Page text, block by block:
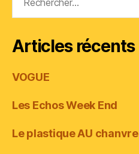
Articles récents
VOGUE
Les Echos Week End
Le plastique AU chanvre